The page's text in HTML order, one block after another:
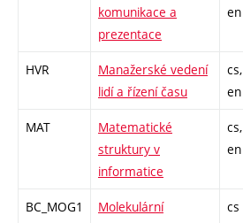
komunikace a
prezentace
en
HVR
Manažerské vedení
lidí a řízení času
cs,
en
MAT
Matematické
struktury v
informatice
cs,
en
BC_MOG1
Molekulární
cs